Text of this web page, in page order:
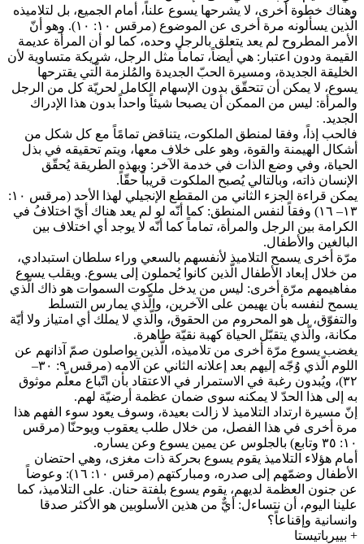
وهناك خطوة أخرى، لا يشرحها يسوع علناً، أمام الجميع، بل لتلاميذه
الّذين يسألونه مرة أخرى عن الموضوع (مرقس ١٠: ١٠). وهو أنّ
الأمر المطروح لم يعد يتعلق بالرجل وحده، كما لو أن المرأة عديمة
القيمة ودون اعتبار: هي أيضاً، تماماً مثل الرجل، شريكة متساوية لأن
الخليقة الجديدة، ومسيرة الحبّ الجديدة والمُلزمة الّتي يقترحها
يسوع، لا يمكن أن تتحقّق بدون الإسهام الكامل لحريّة كل من الرجل
والمرأة: ليس من الممكن أن يصبحا شيئاً واحداً بدون هذا الإدراك
الجديد.
فالحب إذاً، وفقا لمنطق الملكوت، يتناقض تمامًاً مع كل شكل من
أشكال الهيمنة والقوة، وهو على خلاف معها، ويتم تحقيقه في بذل
الحياة، وفي وضع الذات في خدمة الآخر: وبهذه الطريقة يُحقّق
الإنسان ذاته، وبالتالي يُصبح الملكوت قريباً حقّاً.
يمكن قراءة الجزء الثاني من المقطع الإنجيلي لهذا الأحد (مرقس ١٠:
١٣– ١٦) وفقاً لنفس المنطق: كما أنّه لو لم يعد هناك أيّ اختلافُ في
الكرامة بين الرجل والمرأة، تماماً كما أنّه لا يوجد أي اختلاف بين
البالغين والأطفال.
مرّة أخرى يسمح التلاميذ لأنفسهم بالسعي وراء سلطان استبدادي،
من خلال إبعاد الأطفال الّذين كانوا يُحملون إلى يسوع. ويقلب يسوع
مفاهيمهم مرّة أخرى: ليس من يدخل ملكوت السموات هو ذاك الّذي
يسمح لنفسه بأن يهيمن على الآخرين، والّذي يمارس التسلط
والتفوّق، بل هو المحروم من الحقوق، والّذي لا يملك أي امتياز ولا أيّة
مكانة، والّذي يتقبّل الحياة كهبة نقيّة طاهرة.
يغضب يسوع مرّة أخرى من تلاميذه، الّذين يواصلون صمّ آذانهم عن
اللوم الّذي وُجّه إليهم بعد إعلانه الثاني عن آلامه (مرقس ٩: ٣٠–
٣٢)، ويُبدون رغبة في الاستمرار في الاعتقاد بأن اتّباع معلّم موثوق
به إلى هذا الحدّ لا يمكنه سوى ضمان عظمة أرضيّة لهم.
إنّ مسيرة ارتداد التلاميذ لا زالت بعيدة، وسوف يعود سوء الفهم هذا
مرة أخرى في هذا الفصل، من خلال طلب يعقوب ويوحنّا (مرقس
١٠: ٣٥ وتابع) بالجلوس عن يمين يسوع وعن يساره.
أمام هؤلاء التلاميذ يقوم يسوع بحركة ذات مغزى، وهي احتضان
الأطفال وضمّهم إلى صدره، ومباركتهم (مرقس ١٠: ١٦): وعوضاً
عن جنون العظمة لديهم، يقوم يسوع بلفتة حنان. على التلاميذ، كما
علينا اليوم، أن نتساءل: أيٌّ من هذين الأسلوبين هو الأكثر صدقا
وانسانية وإقناعاً؟
+ بييرباتيستا